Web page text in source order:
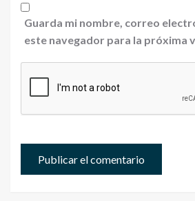
Guarda mi nombre, correo
este navegador para la próxima